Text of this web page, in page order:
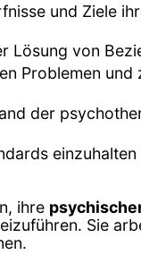
und Ziele
Lösung von
Problemen
der
ihre
Sie